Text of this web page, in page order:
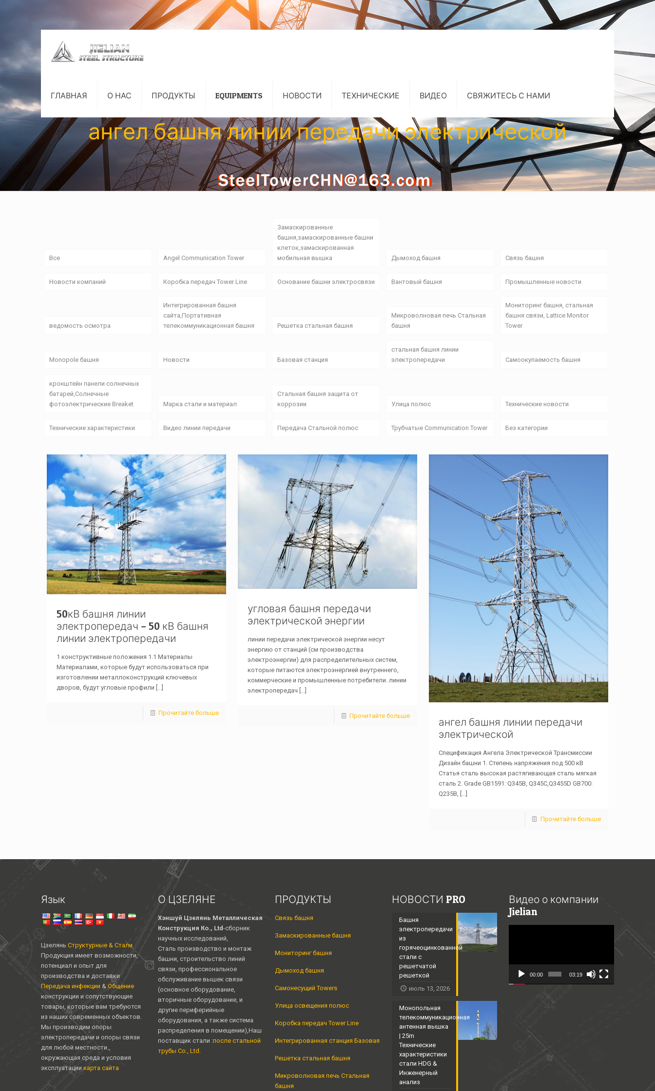
ГЛАВНАЯ О НАС ПРОДУКТЫ EQUIPMENTS НОВОСТИ ТЕХНИЧЕСКИЕ ВИДЕО СВЯЖИТЕСЬ С НАМИ
ангел башня линии передачи электрической
Все Angel Communication Tower
Замаскированные
башня,замаскированные башни
клеток,замаскированная
мобильная вышка
Дымоход башня Связь башня
Новости компаний Коробка передач Tower Line Основание башни электросвязи Вантовый башня Промышленные новости
ведомость осмотра
Интегрированная башня
сайта,Портативная
телекоммуникационная башня
Решетка стальная башня
Микроволновая печь Стальная
башня
Мониторинг башня, стальная
башня связи, Lattice Monitor
Tower
Monopole башня Новости Базовая станция
стальная башня линии
электропередачи
Самоокупаемость башня
кронштейн панели солнечных
батарей,Солнечные
фотоэлектрические Breaket
Марка стали и материал
Стальная башня защита от
коррозии
Улица полюс Технические новости
Технические характеристики Видео линии передачи Передача Стальной полюс Трубчатые Communication Tower Без категории
50кВ башня линии
электропередач – 50 кВ башня
линии электропередачи
1 конструктивные положения 1.1 Материалы
Материалами, которые будут использоваться при
изготовлении металлоконструкций ключевых
дворов, будут угловые профили [...]
Прочитайте больше
угловая башня передачи
электрической энергии
линии передачи электрической энергии несут
энергию от станций (см производства
электроэнергии) для распределительных систем,
которые питаются электроэнергией внутреннего,
коммерческие и промышленные потребители. линии
электропередач
Прочитайте больше
ангел башня линии передачи
электрической
Спецификация Ангела Электрической Трансмиссии
Дизайн башни 1. Степень напряжения под 500 кВ
Статья сталь высокая растягивающая сталь мягкая
сталь 2. Grade GB1591: Q345B, Q345C,Q3455D GB700:
Q235B,
Прочитайте больше
Язык
Цзелянь Структурные & Стали
Продукция имеет возможности,
потенциал и опыт для
производства и доставки
Передача инфекции & Общение
конструкции и сопутствующие
товары, которые вам требуются
из наших современных объектов.
Мы производим опоры
электропередачи и опоры связи
для любой местности.,
окружающая среда и условия
эксплуатации. карта сайта
О ЦЗЕЛЯНЕ
Хэншуй Цзелянь Металлическая
Конструкция Ко., Ltd-сборник
научных исследований,
Сталь производство и монтаж
башни, строительство линий
связи, профессиональное
обслуживание вышек связи
(основное оборудование,
вторичные оборудование, и
другие периферийные
оборудования, а также система
распределения в помещении),Наш
поставщик стали :после стальной
трубы Co., Ltd.
ПРОДУКТЫ
Связь башня
Замаскированные башня
Мониторинг башня
Дымоход башня
Самонесущий Towers
Улица освещения полюс
Коробка передач Tower Line
Интегрированная станция Базовая
Решетка стальная башня
Микроволновая печь Стальная
башня
НОВОСТИ PRO
Башня
электропередачи
из
горячеоцинкованной
стали с
решетчатой ​​
решеткой
июль 13, 2026
Монопольная
телекоммуникационная
антенная вышка
| 25m
Технические
характеристики
стали HDG &
Инженерный
анализ
Видео о компании
Jielian
00:00 03:19